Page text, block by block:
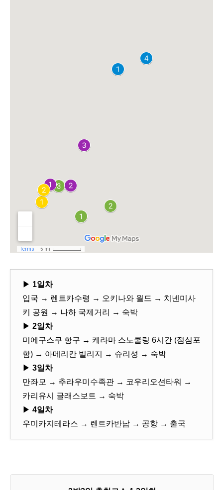
▶ 1일차
입국 → 렌트카수령 → 오키나와 월드 → 치넨미사
키 공원 → 나하 국제거리 → 숙박
▶ 2일차
미에구스쿠 항구 → 케라마 스노쿨링 6시간 (점심포
함) → 아메리칸 빌리지 → 슈리성 → 숙박
▶ 3일차
만좌모 → 추라우미수족관 → 코우리오션타워 →
카리유시 글래스보트 → 숙박
▶ 4일차
우미카지테라스 → 렌트카반납 → 공항 → 출국